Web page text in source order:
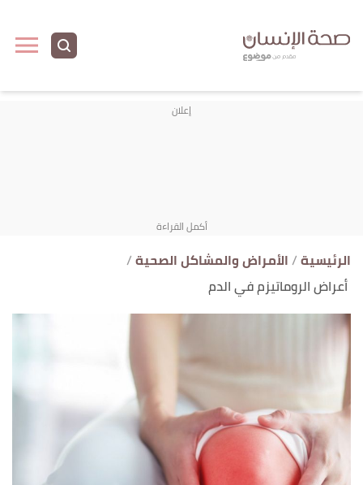
الرئيسية الأمراض والمشاكل الصحية
أعراض الروماتيزم في الدم